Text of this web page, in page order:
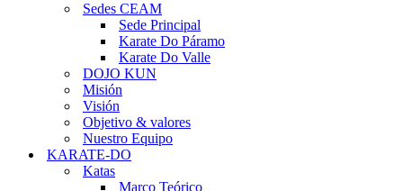
Sedes CEAM
Sede Principal
Karate Do Páramo
Karate Do Valle
DOJO KUN
Misión
Visión
Objetivo & valores
Nuestro Equipo
KARATE-DO
Katas
Marco Teórico